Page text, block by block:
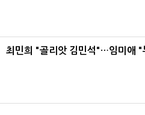
최민희 "골리앗 김민석"…임미애 "